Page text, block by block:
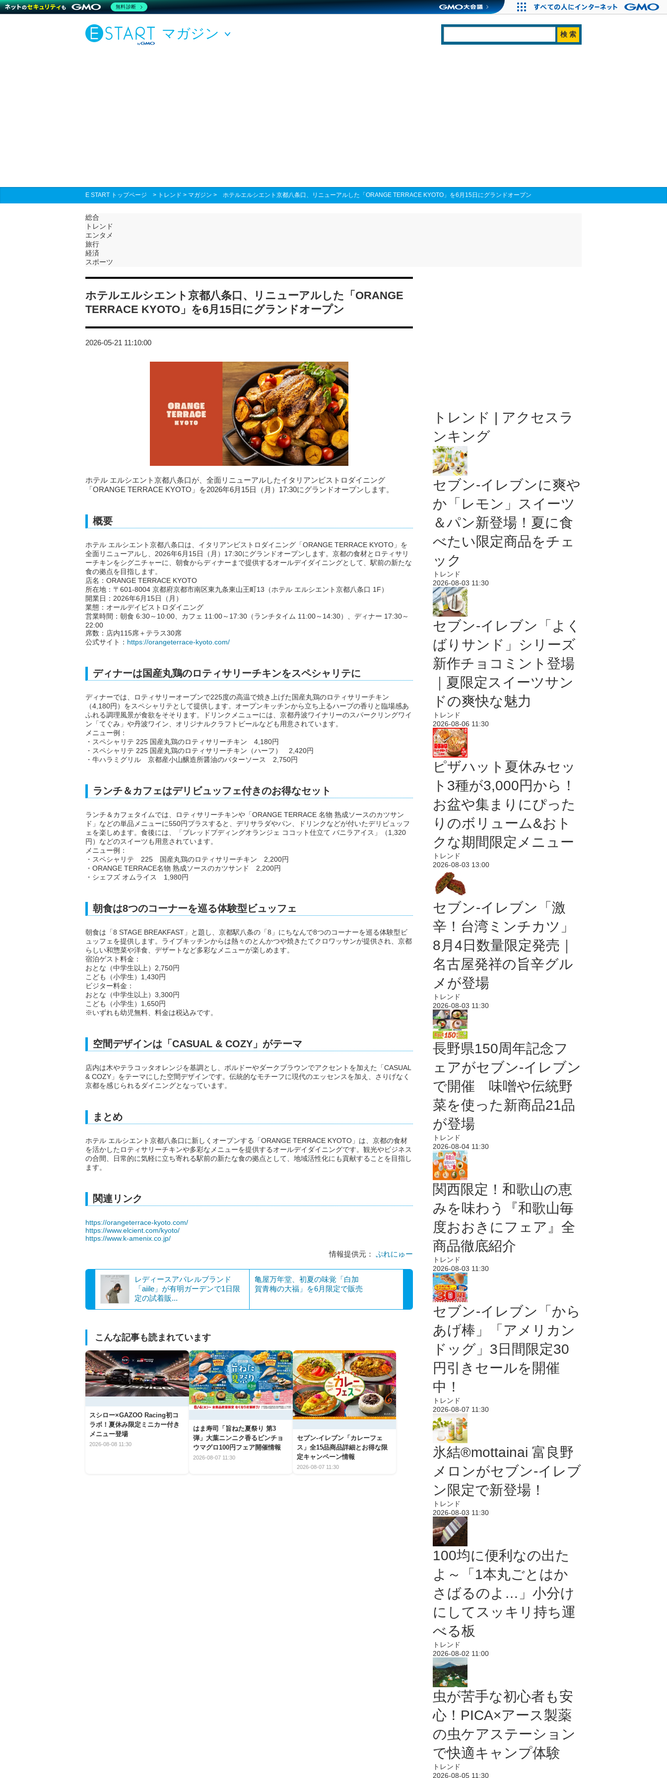
マガジン
E START トップページ > トレンド > マガジン > ホテルエルシエント京都八条口、リニューアルした「ORANGE TERRACE KYOTO」を6月15日にグランドオープン
総合
トレンド
エンタメ
旅行
経済
スポーツ
ホテルエルシエント京都八条口、リニューアルした「ORANGE
TERRACE KYOTO」を6月15日にグランドオープン
2026-05-21 11:10:00
ホテル エルシエント京都八条口が、全面リニューアルしたイタリアンビストロダイニング
「ORANGE TERRACE KYOTO」を2026年6月15日（月）17:30にグランドオープンします。
概要
ホテル エルシエント京都八条口は、イタリアンビストロダイニング「ORANGE TERRACE KYOTO」を
全面リニューアルし、2026年6月15日（月）17:30にグランドオープンします。京都の食材とロティサリ
ーチキンをシグニチャーに、朝食からディナーまで提供するオールデイダイニングとして、駅前の新たな
食の拠点を目指します。
店名：ORANGE TERRACE KYOTO
所在地：〒601-8004 京都府京都市南区東九条東山王町13（ホテル エルシエント京都八条口 1F）
開業日：2026年6月15日（月）
業態：オールデイビストロダイニング
営業時間：朝食 6:30～10:00、カフェ 11:00～17:30（ランチタイム 11:00～14:30）、ディナー 17:30～
22:00
席数：店内115席＋テラス30席
公式サイト： https://orangeterrace-kyoto.com/
ディナーは国産丸鶏のロティサリーチキンをスペシャリテに
ディナーでは、ロティサリーオーブンで225度の高温で焼き上げた国産丸鶏のロティサリーチキン
（4,180円）をスペシャリテとして提供します。オープンキッチンから立ち上るハーブの香りと臨場感あ
ふれる調理風景が食欲をそそります。ドリンクメニューには、京都丹波ワイナリーのスパークリングワイ
ン「てぐみ」や丹波ワイン、オリジナルクラフトビールなども用意されています。
メニュー例：
・スペシャリテ 225 国産丸鶏のロティサリーチキン 4,180円
・スペシャリテ 225 国産丸鶏のロティサリーチキン（ハーフ） 2,420円
・牛ハラミグリル 京都産小山醸造所醤油のバターソース 2,750円
ランチ＆カフェはデリビュッフェ付きのお得なセット
ランチ＆カフェタイムでは、ロティサリーチキンや「ORANGE TERRACE 名物 熟成ソースのカツサン
ド」などの単品メニューに550円プラスすると、デリサラダやパン、ドリンクなどが付いたデリビュッフ
ェを楽しめます。食後には、「ブレッドプディングオランジェ ココット仕立て バニラアイス」（1,320
円）などのスイーツも用意されています。
メニュー例：
・スペシャリテ 225 国産丸鶏のロティサリーチキン 2,200円
・ORANGE TERRACE名物 熟成ソースのカツサンド 2,200円
・シェフズ オムライス 1,980円
朝食は8つのコーナーを巡る体験型ビュッフェ
朝食は「8 STAGE BREAKFAST」と題し、京都駅八条の「8」にちなんで8つのコーナーを巡る体験型ビ
ュッフェを提供します。ライブキッチンからは熱々のとんかつや焼きたてクロワッサンが提供され、京都
らしい和惣菜や洋食、デザートなど多彩なメニューが楽しめます。
宿泊ゲスト料金：
おとな（中学生以上）2,750円
こども（小学生）1,430円
ビジター料金：
おとな（中学生以上）3,300円
こども（小学生）1,650円
※いずれも幼児無料、料金は税込みです。
空間デザインは「CASUAL & COZY」がテーマ
店内は木やテラコッタオレンジを基調とし、ボルドーやダークブラウンでアクセントを加えた「CASUAL
& COZY」をテーマにした空間デザインです。伝統的なモチーフに現代のエッセンスを加え、さりげなく
京都を感じられるダイニングとなっています。
まとめ
ホテル エルシエント京都八条口に新しくオープンする「ORANGE TERRACE KYOTO」は、京都の食材
を活かしたロティサリーチキンや多彩なメニューを提供するオールデイダイニングです。観光やビジネス
の合間、日常的に気軽に立ち寄れる駅前の新たな食の拠点として、地域活性化にも貢献することを目指し
ます。
関連リンク
https://orangeterrace-kyoto.com/
https://www.elcient.com/kyoto/
https://www.k-amenix.co.jp/
情報提供元： ぷれにゅー
レディースアパレルブランド
「aiile」が有明ガーデンで1日限
定の試着販...
亀屋万年堂、初夏の味覚「白加
賀青梅の大福」を6月限定で販売
こんな記事も読まれています
スシロー×GAZOO Racing初コ
ラボ！夏休み限定ミニカー付き
メニュー登場
2026-08-08 11:30
はま寿司「旨ねた夏祭り 第3
弾」大葉ニンニク香るビンチョ
ウマグロ100円フェア開催情報
2026-08-07 11:30
セブン‐イレブン「カレーフェ
ス」全15品商品詳細とお得な限
定キャンペーン情報
2026-08-07 11:30
トレンド | アクセスラ
ンキング
セブン‐イレブンに爽や
か「レモン」スイーツ
＆パン新登場！夏に食
べたい限定商品をチェ
ック
トレンド
2026-08-03 11:30
セブン‐イレブン「よく
ばりサンド」シリーズ
新作チョコミント登場
｜夏限定スイーツサン
ドの爽快な魅力
トレンド
2026-08-06 11:30
ピザハット夏休みセッ
ト3種が3,000円から！
お盆や集まりにぴった
りのボリューム&おト
クな期間限定メニュー
トレンド
2026-08-03 13:00
セブン-イレブン「激
辛！台湾ミンチカツ」
8月4日数量限定発売｜
名古屋発祥の旨辛グル
メが登場
トレンド
2026-08-03 11:30
長野県150周年記念フ
ェアがセブン-イレブン
で開催 味噌や伝統野
菜を使った新商品21品
が登場
トレンド
2026-08-04 11:30
関西限定！和歌山の恵
みを味わう『和歌山毎
度おおきにフェア』全
商品徹底紹介
トレンド
2026-08-03 11:30
セブン‐イレブン「から
あげ棒」「アメリカン
ドッグ」3日間限定30
円引きセールを開催
中！
トレンド
2026-08-07 11:30
氷結®mottainai 富良野
メロンがセブン‐イレブ
ン限定で新登場！
トレンド
2026-08-03 11:30
100均に便利なの出た
よ～「1本丸ごとはか
さばるのよ…」小分け
にしてスッキリ持ち運
べる板
トレンド
2026-08-02 11:00
虫が苦手な初心者も安
心！PICA×アース製薬
の虫ケアステーション
で快適キャンプ体験
トレンド
2026-08-05 11:30
無料診断